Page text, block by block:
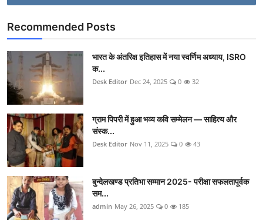
Recommended Posts
भारत के अंतरिक्ष इतिहास में नया स्वर्णिम अध्याय, ISRO
क...
Desk Editor Dec 24, 2025 0 32
ग्राम पिपरी में हुआ भव्य कवि सम्मेलन — साहित्य और
संस्क...
Desk Editor Nov 11, 2025 0 43
बुन्देलखण्ड प्रतिभा सम्मान 2025- परीक्षा सफलतापूर्वक
सम...
admin May 26, 2025 0 185